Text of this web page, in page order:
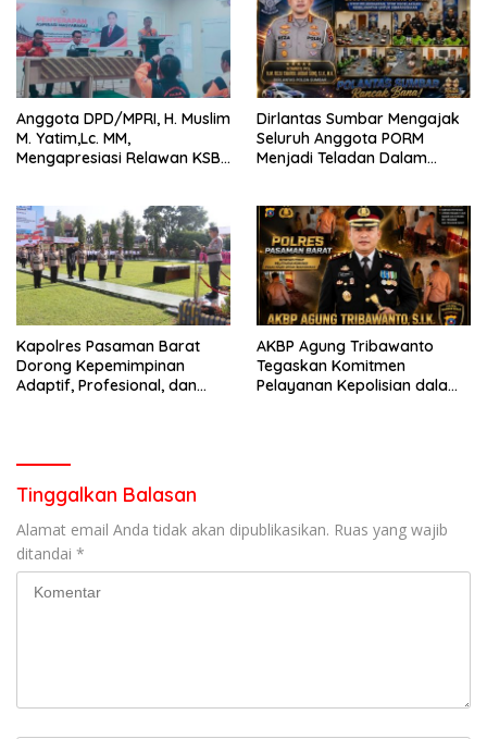
Anggota DPD/MPRI, H. Muslim
M. Yatim,Lc. MM,
Mengapresiasi Relawan KSB
Bencana
Dirlantas Sumbar Mengajak
Seluruh Anggota PORM
Menjadi Teladan Dalam
Perlengkapan Keselamatan
Berkendara
Kapolres Pasaman Barat
Dorong Kepemimpinan
Adaptif, Profesional, dan
AKBP Agung Tribawanto
Tegaskan Komitmen
Pelayanan Kepolisian dalam
Tinggalkan Balasan
Alamat email Anda tidak akan dipublikasikan. Ruas yang wajib
ditandai *